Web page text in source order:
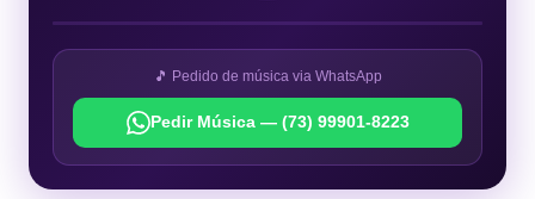
🎵 Pedido de música via WhatsApp
Pedir Música — (73) 99901-8223